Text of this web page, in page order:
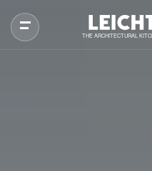
THE ARCHITECTURAL